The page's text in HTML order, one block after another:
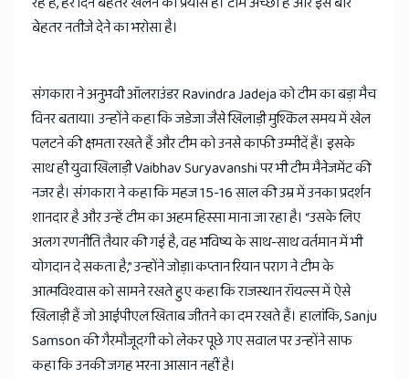
बेहतर नतीजे देने का भरोसा है।
संगकारा ने अनुभवी ऑलराउंडर Ravindra Jadeja को टीम का बड़ा मैच
विनर बताया। उन्होंने कहा कि जडेजा जैसे खिलाड़ी मुश्किल समय में खेल
पलटने की क्षमता रखते हैं और टीम को उनसे काफी उम्मीदें हैं। इसके
साथ ही युवा खिलाड़ी Vaibhav Suryavanshi पर भी टीम मैनेजमेंट की
नजर है। संगकारा ने कहा कि महज 15-16 साल की उम्र में उनका प्रदर्शन
शानदार है और उन्हें टीम का अहम हिस्सा माना जा रहा है। “उसके लिए
अलग रणनीति तैयार की गई है, वह भविष्य के साथ-साथ वर्तमान में भी
योगदान दे सकता है,” उन्होंने जोड़ा।कप्तान रियान पराग ने टीम के
आत्मविश्वास को सामने रखते हुए कहा कि राजस्थान रॉयल्स में ऐसे
खिलाड़ी हैं जो आईपीएल खिताब जीतने का दम रखते हैं। हालांकि, Sanju
Samson की गैरमौजूदगी को लेकर पूछे गए सवाल पर उन्होंने साफ
कहा कि उनकी जगह भरना आसान नहीं है।